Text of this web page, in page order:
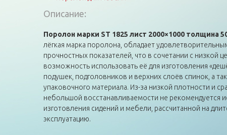
Описание:
Поролон марки ST 1825 лист 2000×1000 толщина
лёгкая марка поролона, обладает
прочностных показателей, что в сочетании с низкой
возможность использовать её для изготовления
подушек, подголовников и верхних слоёв спинок, а
упаковочного материала. Из-за низкой плотности и
небольшой восстанавливаемости не рекомендуется
изготовления сидений и мебели, рассчитанной на
эксплуатацию.